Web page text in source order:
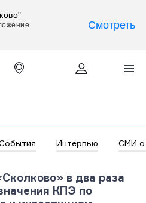
Смотреть
Интервью СМИ о
в два раза
КПЭ по